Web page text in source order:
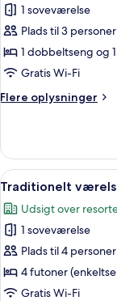
Traditionelt
værelse
med
2
enkeltsenge
(Ondol,
View)
1 soveværelse
Plads til 3 personer
1 dobbeltseng og
Gratis Wi-Fi
Flere oplysninger
Flere
værelse
med
2
(Ondol,
Road
View)
Indlæs
alle
billeder
af
Traditionelt
værelse
(Ondol,
2
Traditionelt
Udsigt over
1 soveværelse
Plads til 4 personer
4 futoner
Gratis Wi-Fi